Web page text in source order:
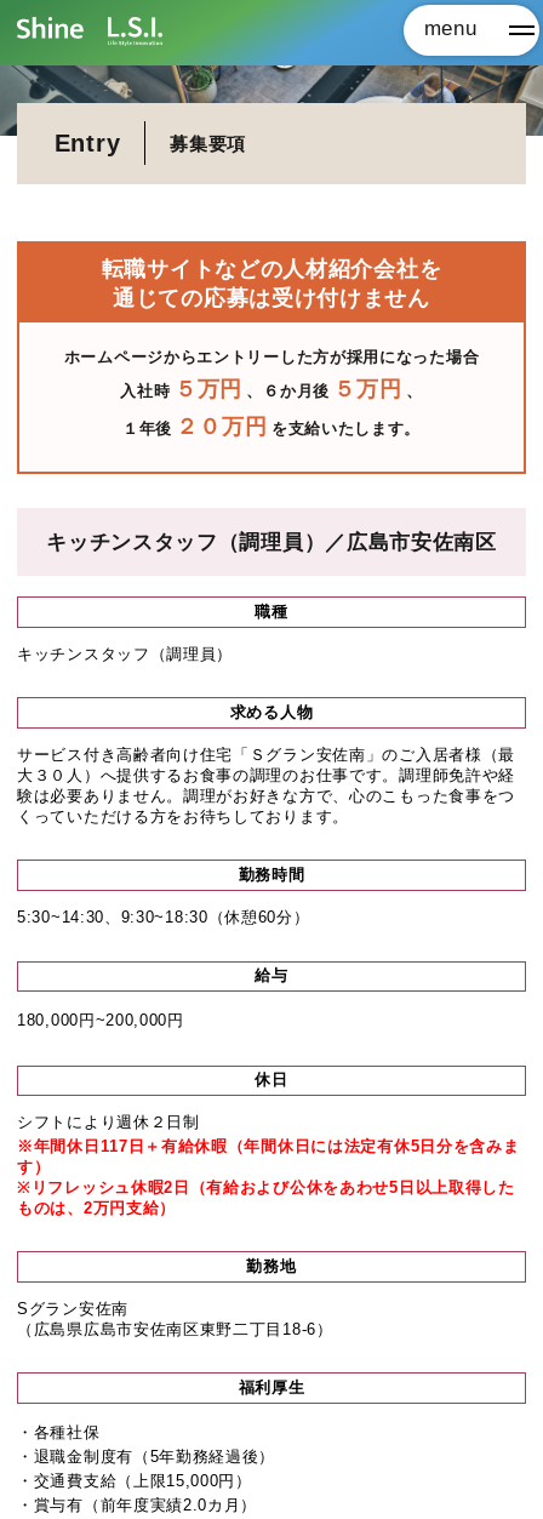
menu メ
Entry 募集要項
転職サイトなどの人材紹介会社を
通じての応募は受け付けません
ホームページからエントリーした方が採用になった場合
入社時 ５万円 、６か月後 ５万円 、
１年後 ２０万円 を支給いたします。
キッチンスタッフ（調理員）／広島市安佐南区
職種
キッチンスタッフ（調理員）
求める人物
サービス付き高齢者向け住宅「Ｓグラン安佐南」のご入居者様（最
大３０人）へ提供するお食事の調理のお仕事です。調理師免許や経
験は必要ありません。調理がお好きな方で、心のこもった食事をつ
くっていただける方をお待ちしております。
勤務時間
5:30~14:30、9:30~18:30（休憩60分）
給与
180,000円~200,000円
休日
シフトにより週休２日制
※年間休日117日＋有給休暇（年間休日には法定有休5日分を含みま
す）
※リフレッシュ休暇2日（有給および公休をあわせ5日以上取得した
ものは、2万円支給）
勤務地
Sグラン安佐南
（広島県広島市安佐南区東野二丁目18-6）
福利厚生
・各種社保
・退職金制度有（5年勤務経過後）
・交通費支給（上限15,000円）
・賞与有（前年度実績2.0カ月）